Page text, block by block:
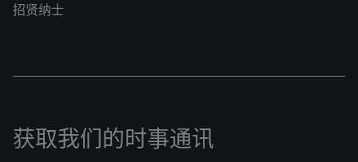
招贤纳士
获取我们的时事通讯